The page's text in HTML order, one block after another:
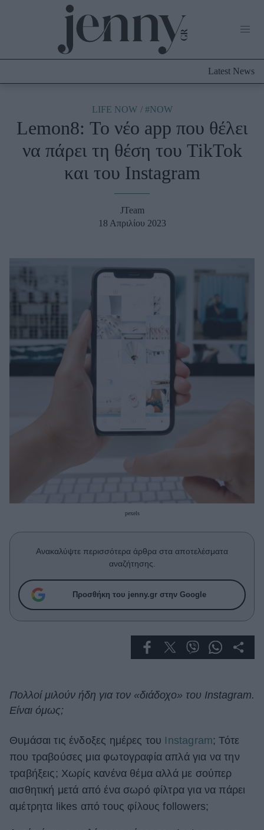
Culture
Fashion
Shopping
Μαλλιά - Νύχια
Well being
Ψυχολογία
Υγεία + Διατροφή
Σχέσεις & Σεξ
Woman Power
Πρόσωπα
Celebrities
Συνεντεύξεις
True Stories
Ask the Guru
Success Stories
Deco
Green
Αφιερώματα
ΒΟΞ
Latest News
LIFE NOW #NOW
Lemon8: Το νέο app που θέλει
να πάρει τη θέση του TikTok
και του Instagram
JTeam
18 Απριλίου 2023
pexels
Ανακαλύψτε περισσότερα άρθρα στα αποτελέσματα
αναζήτησης.
Προσθήκη του jenny.gr στην Google
Πολλοί μιλούν ήδη για τον «διάδοχο» του Instagram.
Είναι όμως;
Θυμάσαι τις ένδοξες ημέρες του Instagram; Τότε
που τραβούσες μια φωτογραφία απλά για να την
τραβήξεις; Χωρίς κανένα θέμα αλλά με σούπερ
αισθητική μετά από ένα σωρό φίλτρα για να πάρει
αμέτρητα likes από τους φίλους followers;